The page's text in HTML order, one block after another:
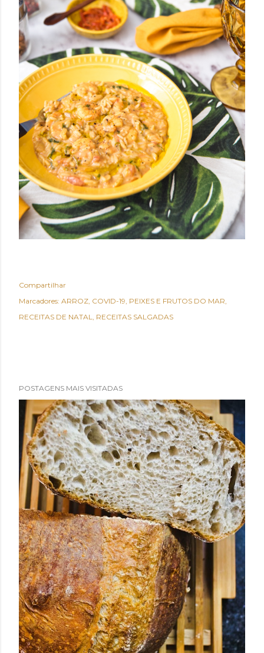
Compartilhar
Marcadores: ARROZ COVID-19 PEIXES E FRUTOS DO MAR
RECEITAS DE NATAL
RECEITAS SALGADAS
POSTAGENS MAIS VISITADAS